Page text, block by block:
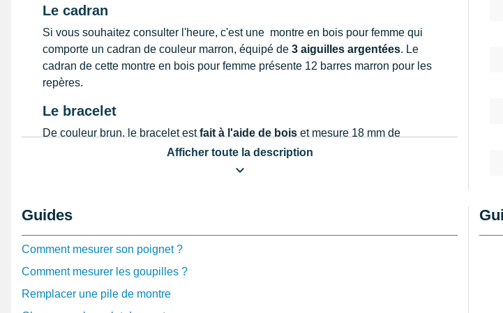
Le cadran
Si vous souhaitez consulter l'heure, c'est une montre en bois pour femme qui
comporte un cadran de couleur marron, équipé de 3 aiguilles argentées. Le
cadran de cette montre en bois pour femme présente 12 barres marron pour les
repères.
Le bracelet
De couleur brun, le bracelet estfait à l'aide de bois et mesure 18 mm de
largeur. Pouvant accomoder la proportion à un poignet
d'apparence argentée est coincée grâce à une
pouvez donc le mettre à la bonne taille en manipulant un chasse-goupille.
Afficher toute la description
Guides
Comment mesurer son poignet ?
Comment mesurer les goupilles ?
Remplacer une pile de montre